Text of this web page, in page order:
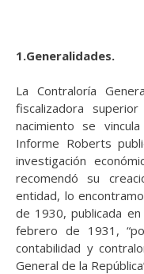
1.Generalidades.
La Contraloría
fiscalizadora
nacimiento se
Informe Roberts
investigación
recomendó su
entidad, lo
de 1930, publicada
febrero de 1931,
contabilidad y
General de la